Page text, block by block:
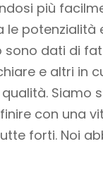
più
potenzialità
dati di
e altri in
Siamo
con una
forti. Noi